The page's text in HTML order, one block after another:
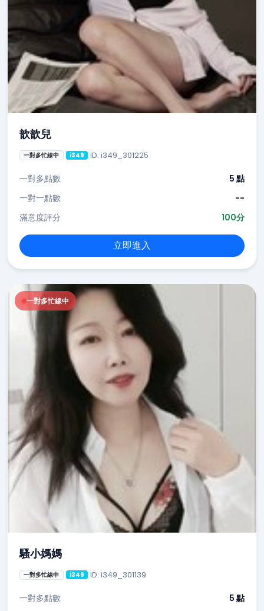
歆歆兒
一對多忙線中 i349 ID: i349_301225
一對多點數
5 點
一對一點數
--
滿意度評分
100分
立即進入
一對多忙線中
騷小媽媽
一對多忙線中 i349 ID: i349_301139
一對多點數 5 點